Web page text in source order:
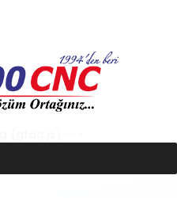
content